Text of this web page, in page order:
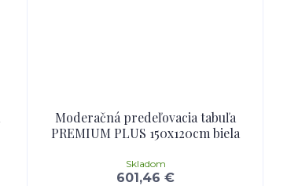
Moderačná predeľovacia tabuľa
PREMIUM PLUS 150x120cm biela
601,46 €
Skladom